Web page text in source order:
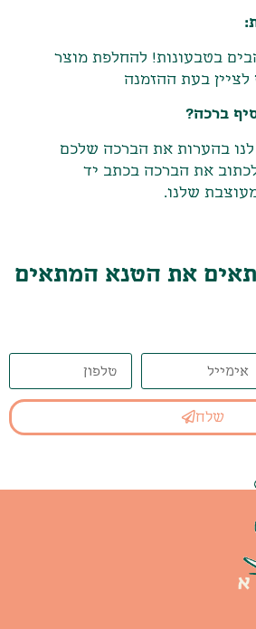
בטבעונות! להחלפת מוצר
לציין בעת ההזמנה
ברכה?
בהערות את הברכה שלכם
את הברכה בכתב יד
שלנו.
את הטנא המתאים
שלח